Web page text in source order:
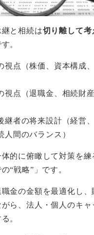
と相続は切り離して
。
視点（株価、資本構成
視点（退職金、相続財
継者の将来設計（経営
人間のバランス）
的に俯瞰して対策を練
“戦略”」です。
金の金額を最適化し、
ら、法人・個人のキャ
。